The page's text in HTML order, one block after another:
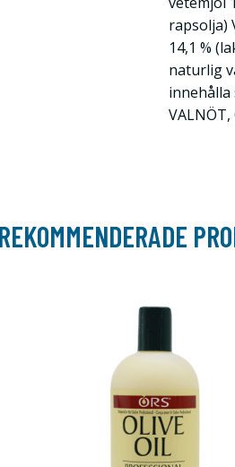
rapsolja)
14,1 %
naturlig
innehålla
VALNÖT,
REKOMMENDERADE